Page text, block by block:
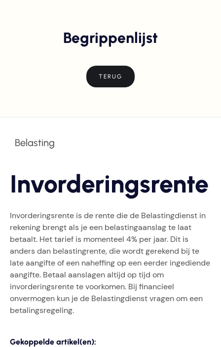
Begrippenlijst
TERUG
Belasting
Invorderingsrente
Invorderingsrente is de rente die de Belastingdienst in
rekening brengt als je een belastingaanslag te laat
betaalt. Het tarief is momenteel 4% per jaar. Dit is
anders dan belastingrente, die wordt gerekend bij te
late aangifte of een naheffing op een eerder ingediende
aangifte. Betaal aanslagen altijd op tijd om
invorderingsrente te voorkomen. Bij financieel
onvermogen kun je de Belastingdienst vragen om een
betalingsregeling.
Gekoppelde artikel(en):